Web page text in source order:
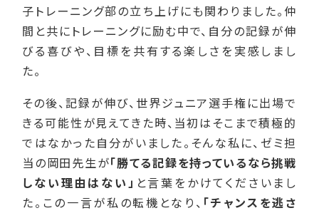
子トレーニング部の立ち上げにも関わりました。仲
間と共にトレーニングに励む中で、自分の記録が伸
びる喜びや、目標を共有する楽しさを実感しまし
た。
その後、記録が伸び、世界ジュニア選手権に出場で
きる可能性が見えてきた時、当初はそこまで積極的
ではなかった自分がいました。そんな私に、ゼミ担
当の岡田先生が「勝てる記録を持っているなら挑戦
しない理由はない」 と言葉をかけてくださいまし
た。この一言が私の転機となり、 「チャンスを逃さ